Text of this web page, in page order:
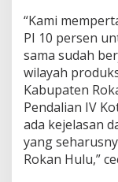
“Kami
PI 10 persen
sama sudah
wilayah
Kabupaten
Pendalian IV
ada kejelasan
yang
Rokan Hulu,”